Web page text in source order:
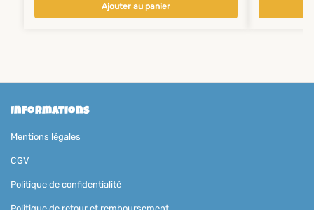
Ajouter au panier
Informations
Mentions légales
CGV
Politique de confidentialité